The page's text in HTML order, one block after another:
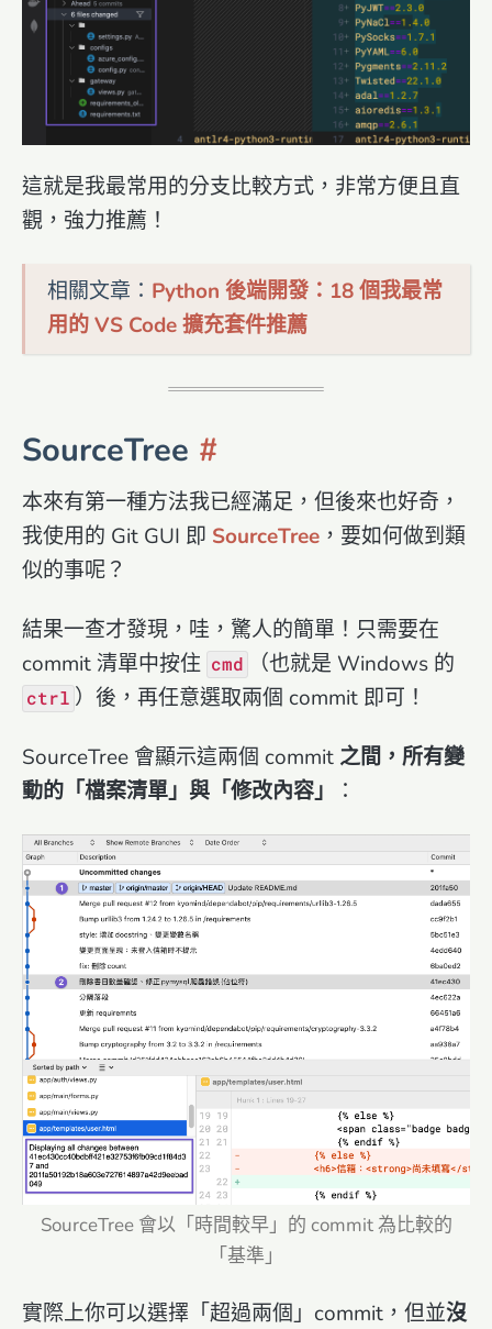
這就是我最常用的分支比較方式，非常方便且直
觀，強力推薦！
相關文章： Python 後端開發：18 個我最常
用的 VS Code 擴充套件推薦
SourceTree
本來有第一種方法我已經滿足，但後來也好奇，
我使用的 Git GUI 即 SourceTree ，要如何做到類
似的事呢？
結果一查才發現，哇，驚人的簡單！只需要在
commit 清單中按住 cmd （也就是 Windows 的
ctrl ）後，再任意選取兩個 commit 即可！
SourceTree 會顯示這兩個 commit 之間，所有變
動的「檔案清單」與「修改內容」
：
SourceTree 會以「時間較早」的 commit 為比較的
「基準」
實際上你可以選擇「超過兩個」commit，但並沒